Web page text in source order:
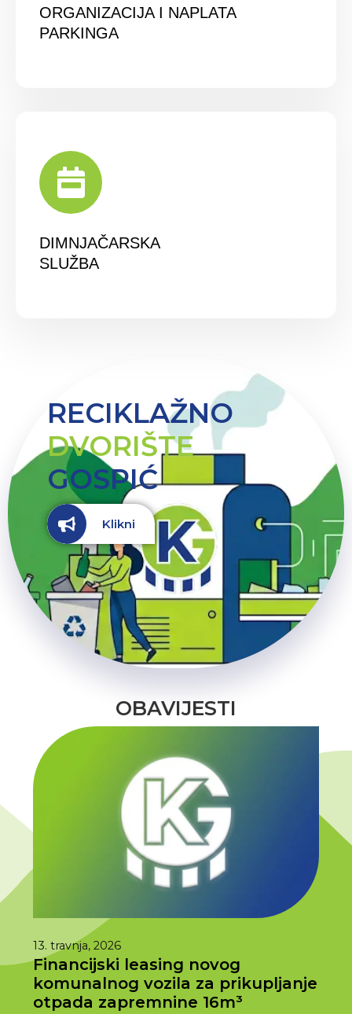
ORGANIZACIJA I NAPLATA
PARKINGA
DIMNJAČARSKA
SLUŽBA
RECIKLAŽNO
DVORIŠTE
GOSPIĆ
Klikni
OBAVIJESTI
13. travnja, 2026
Financijski leasing novog
komunalnog vozila za prikupljanje
otpada zapremnine 16m³